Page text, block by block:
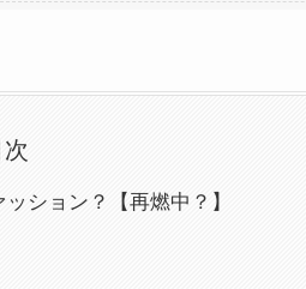
ション？【再燃中？】